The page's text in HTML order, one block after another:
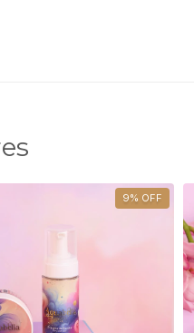
9% OFF